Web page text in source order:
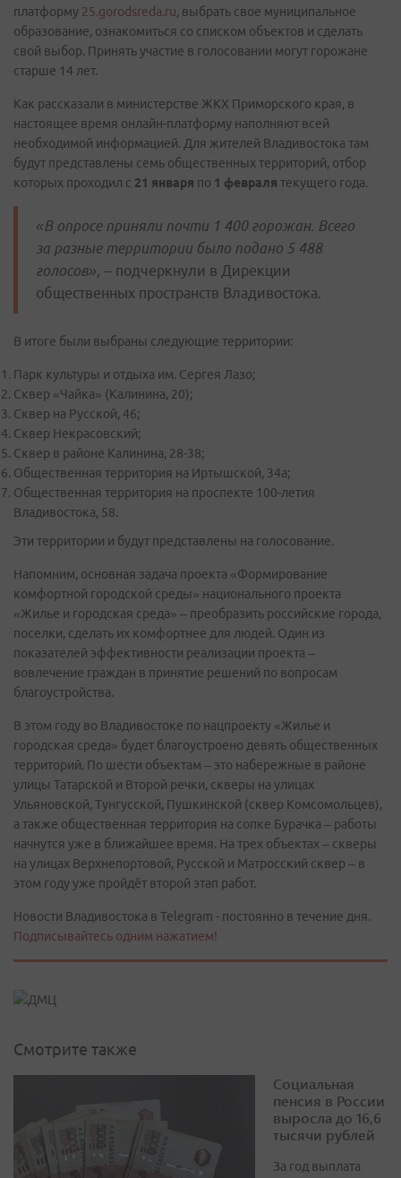
платформу 25.gorodsreda.ru, выбрать свое муниципальное
образование, ознакомиться со списком объектов и сделать
свой выбор. Принять участие в голосовании могут горожане
старше 14 лет.
Как рассказали в министерстве ЖКХ Приморского края, в
настоящее время онлайн-платформу наполняют всей
необходимой информацией. Для жителей Владивостока там
будут представлены семь общественных территорий, отбор
которых проходил с 21 января по 1 февраля текущего года.
«В опросе приняли почти 1 400 горожан. Всего
за разные территории было подано 5 488
голосов», – подчеркнули в Дирекции
общественных пространств Владивостока.
В итоге были выбраны следующие территории:
Парк культуры и отдыха им. Сергея Лазо;
Сквер «Чайка» (Калинина, 20);
Сквер на Русской, 46;
Сквер Некрасовский;
Сквер в районе Калинина, 28-38;
Общественная территория на Иртышской, 34а;
Общественная территория на проспекте 100-летия
Владивостока, 58.
Эти территории и будут представлены на голосование.
Напомним, основная задача проекта «Формирование
комфортной городской среды» национального проекта
«Жилье и городская среда» – преобразить российские города,
поселки, сделать их комфортнее для людей. Один из
показателей эффективности реализации проекта –
вовлечение граждан в принятие решений по вопросам
благоустройства.
В этом году во Владивостоке по нацпроекту «Жилье и
городская среда» будет благоустроено девять общественных
территорий. По шести объектам – это набережные в районе
улицы Татарской и Второй речки, скверы на улицах
Ульяновской, Тунгусской, Пушкинской (сквер Комсомольцев),
а также общественная территория на сопке Бурачка – работы
начнутся уже в ближайшее время. На трех объектах – скверы
на улицах Верхнепортовой, Русской и Матросский сквер – в
этом году уже пройдёт второй этап работ.
Новости Владивостока в Telegram - постоянно в течение дня.
Подписывайтесь одним нажатием!
Смотрите также
Социальная
пенсия в России
выросла до 16,6
тысячи рублей
За год выплата